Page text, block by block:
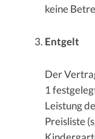
keine
Entgelt
Der
1
Leistung
Preisliste